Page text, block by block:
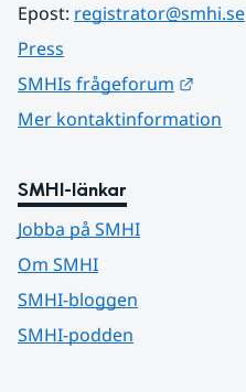
Epost: registrator@smhi.se
Press
SMHIs frågeforum
Mer kontaktinformation
SMHI-länkar
Jobba på SMHI
Om SMHI
SMHI-bloggen
SMHI-podden